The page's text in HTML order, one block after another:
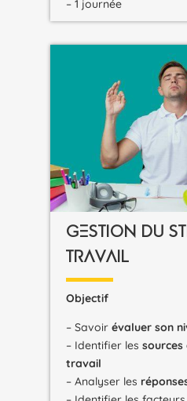
– 1 journée
GESTION DU
TRAVAIL
Objectif
– Savoir évaluer son
– Identifier les sources
travail
– Analyser les